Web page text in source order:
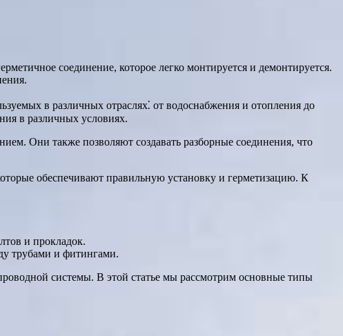
соединение, которое легко монтируется и демонтируется.
в различных отраслях⁚ от водоснабжения и отопления до
в различных условиях.
Они также позволяют создавать разборные соединения, что
обеспечивают правильную установку и герметизацию. К
и прокладок.
трубами и фитингами.
системы. В этой статье мы рассмотрим основные типы